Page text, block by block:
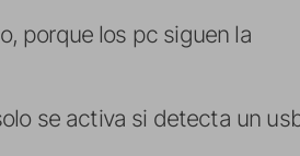
porque los pc siguen la
se activa si detecta un